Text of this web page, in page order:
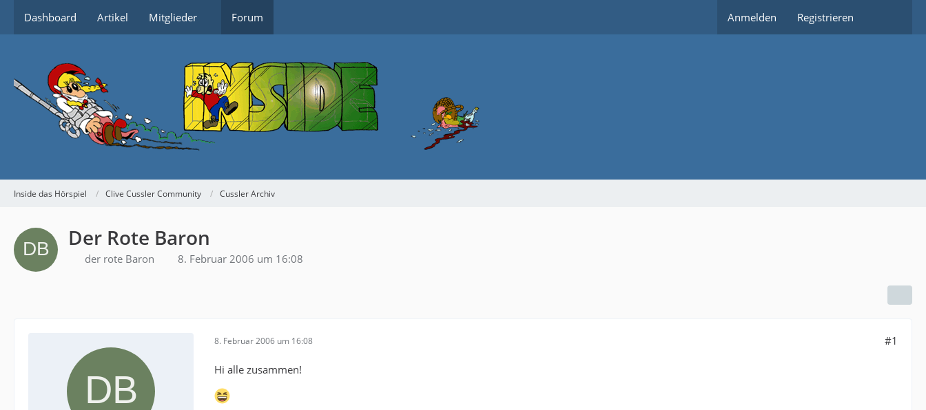
Dashboard Artikel Mitglieder Forum Anmelden Registrieren
Inside das Hörspiel Clive Cussler Community Cussler Archiv
Der Rote Baron
der rote Baron 8. Februar 2006 um 16:08
8. Februar 2006 um 16:08 #1
Hi alle zusammen!